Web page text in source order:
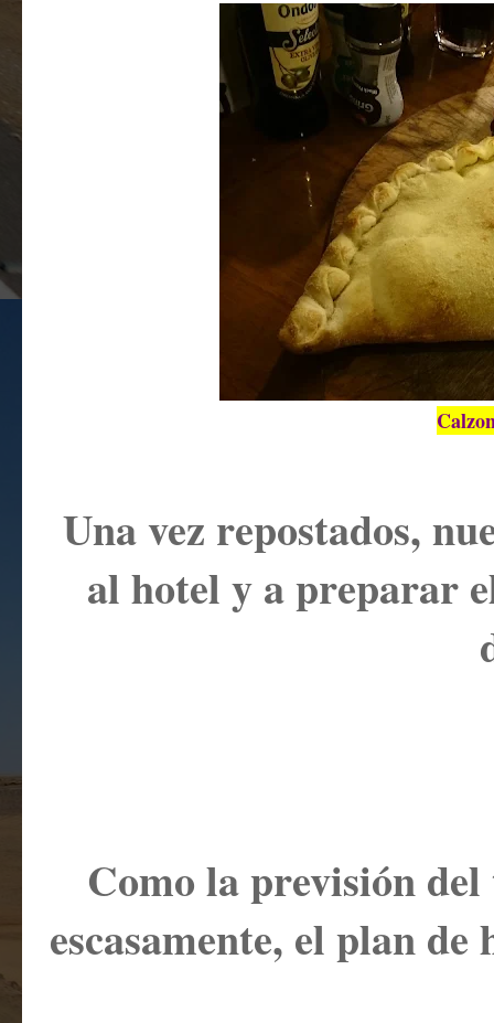
Una vez repostados,
al hotel y a preparar
Como la previsión
escasamente, el plan de